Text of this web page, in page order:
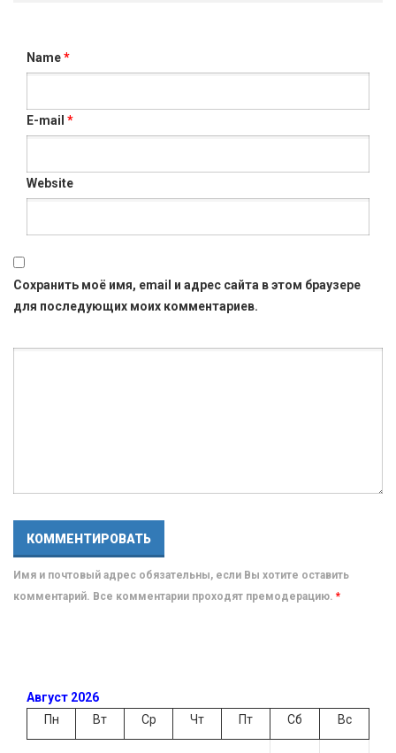
Name*
E-mail *
Website
Сохранить моё имя, email и адрес сайта в этом браузере
для последующих моих комментариев.
Имя и почтовый адрес обязательны, если Вы хотите оставить
комментарий. Все комментарии проходят премодерацию. *
Август 2026
Пн
Вт Ср Чт Пт Сб Вс